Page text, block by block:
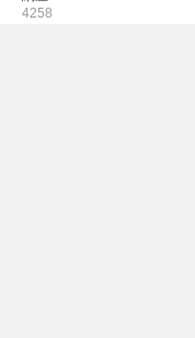
4258